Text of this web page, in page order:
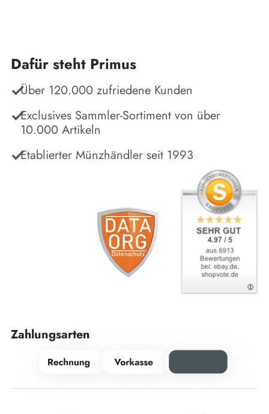
Dafür steht Primus
Über 120.000 zufriedene Kunden
Exclusives Sammler-Sortiment von über
10.000 Artikeln
Etablierter Münzhändler seit 1993
Zahlungsarten